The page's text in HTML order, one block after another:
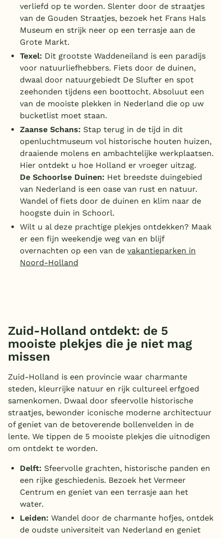
verliefd op te worden. Slenter door de straatjes
van de Gouden Straatjes, bezoek het Frans Hals
Museum en strijk neer op een terrasje aan de
Grote Markt.
Texel: Dit grootste Waddeneiland is een paradijs
voor natuurliefhebbers. Fiets door de duinen,
dwaal door natuurgebiedt De Slufter en spot
zeehonden tijdens een boottocht. Absoluut een
van de mooiste plekken in Nederland die op uw
bucketlist moet staan.
Zaanse Schans: Stap terug in de tijd in dit
openluchtmuseum vol historische houten huizen,
draaiende molens en ambachtelijke werkplaatsen.
Hier ontdekt u hoe Holland er vroeger uitzag.
De Schoorlse Duinen: Het breedste duingebied
van Nederland is een oase van rust en natuur.
Wandel of fiets door de duinen en klim naar de
hoogste duin in Schoorl.
Wilt u al deze prachtige plekjes ontdekken? Maak
er een fijn weekendje weg van en blijf
overnachten op een van de vakantieparken in
Noord-Holland
Zuid-Holland ontdekt: de 5
mooiste plekjes die je niet mag
missen
Zuid-Holland is een provincie waar charmante
steden, kleurrijke natuur en rijk cultureel erfgoed
samenkomen. Dwaal door sfeervolle historische
straatjes, bewonder iconische moderne architectuur
of geniet van de betoverende bollenvelden in de
lente. We tippen de 5 mooiste plekjes die uitnodigen
om ontdekt te worden.
Delft: Sfeervolle grachten, historische panden en
een rijke geschiedenis. Bezoek het Vermeer
Centrum en geniet van een terrasje aan het
water.
Leiden: Wandel door de charmante hofjes, ontdek
de oudste universiteit van Nederland en geniet